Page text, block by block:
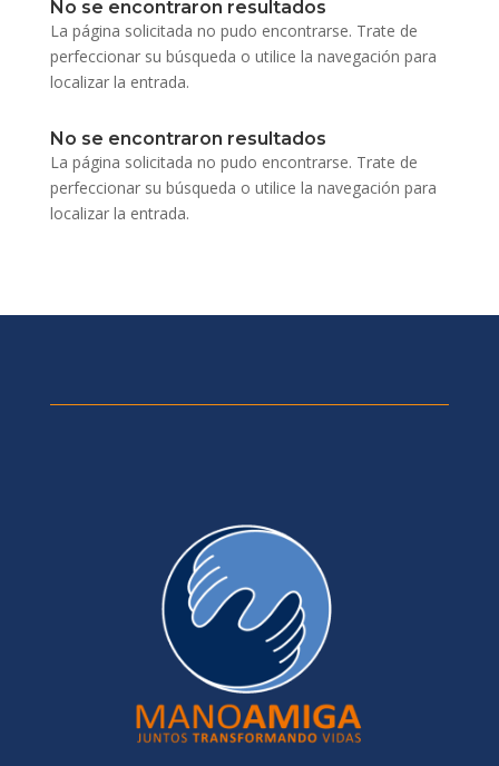
No se encontraron resultados
La página solicitada no pudo encontrarse. Trate de
perfeccionar su búsqueda o utilice la navegación para
localizar la entrada.
No se encontraron resultados
La página solicitada no pudo encontrarse. Trate de
perfeccionar su búsqueda o utilice la navegación para
localizar la entrada.